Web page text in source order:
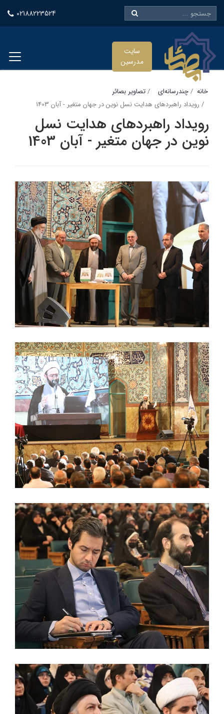
02188223524
سایت
مدرسین
خانه چندرسانه‌ای
تصاویر بصائر
رویداد راهبردهای هدایت نسل نوین در جهان متغیر - آبان 1403
رویداد راهبردهای هدایت نسل
نوین در جهان متغیر - آبان 1403